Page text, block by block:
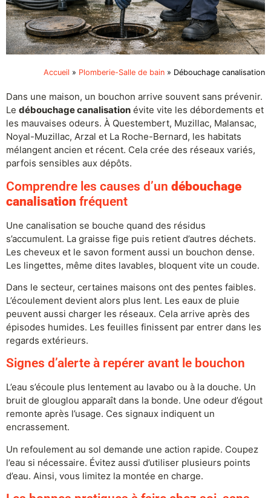
Accueil » Plomberie-Salle de bain » Débouchage canalisation
Dans une maison, un bouchon arrive souvent sans prévenir.
Le débouchage canalisation évite vite les débordements et
les mauvaises odeurs. À Questembert, Muzillac, Malansac,
Noyal-Muzillac, Arzal et La Roche-Bernard, les habitats
mélangent ancien et récent. Cela crée des réseaux variés,
parfois sensibles aux dépôts.
Comprendre les causes d’un débouchage
canalisation fréquent
Une canalisation se bouche quand des résidus
s’accumulent. La graisse fige puis retient d’autres déchets.
Les cheveux et le savon forment aussi un bouchon dense.
Les lingettes, même dites lavables, bloquent vite un coude.
Dans le secteur, certaines maisons ont des pentes faibles.
L’écoulement devient alors plus lent. Les eaux de pluie
peuvent aussi charger les réseaux. Cela arrive après des
épisodes humides. Les feuilles finissent par entrer dans les
regards extérieurs.
Signes d’alerte à repérer avant le bouchon
L’eau s’écoule plus lentement au lavabo ou à la douche. Un
bruit de glouglou apparaît dans la bonde. Une odeur d’égout
remonte après l’usage. Ces signaux indiquent un
encrassement.
Un refoulement au sol demande une action rapide. Coupez
l’eau si nécessaire. Évitez aussi d’utiliser plusieurs points
d’eau. Ainsi, vous limitez la montée en charge.